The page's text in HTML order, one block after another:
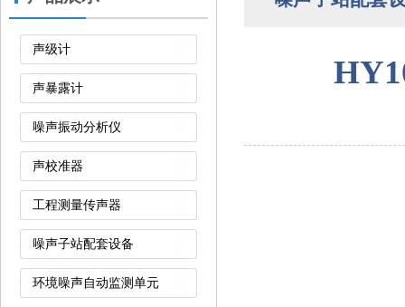
声级计
声暴露计
噪声振动分析仪
声校准器
工程测量传声器
噪声子站配套设备
环境噪声自动监测单元